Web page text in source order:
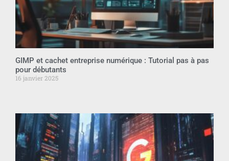
GIMP et cachet entreprise numérique : Tutorial pas à pas
pour débutants
16 janvier 2025